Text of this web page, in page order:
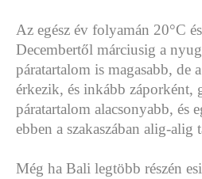
Az egész év folyamán 20°C
Decembertől márciusig a
páratartalom is magasabb, de
érkezik, és inkább záporként,
páratartalom alacsonyabb, és
ebben a szakaszában alig-
Még ha Bali legtöbb részén